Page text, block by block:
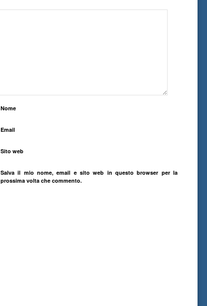
Nome
Email
Sito web
Salva il mio nome, email e sito web in questo browser per la
prossima volta che commento.